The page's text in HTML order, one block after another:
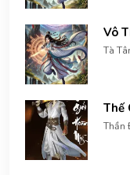
Vô
Tà
Thế
Thần